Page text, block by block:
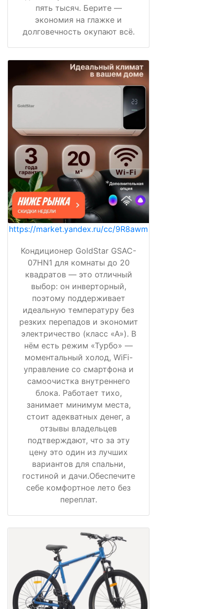
пять тысяч. Берите —
экономия на глажке и
долговечность окупают всё.
https://market.yandex.ru/cc/9R8awm
Кондиционер GoldStar GSAC-
07HN1 для комнаты до 20
квадратов — это отличный
выбор: он инверторный,
поэтому поддерживает
идеальную температуру без
резких перепадов и экономит
электричество (класс «А»). В
нём есть режим «Турбо» —
моментальный холод, WiFi-
управление со смартфона и
самоочистка внутреннего
блока. Работает тихо,
занимает минимум места,
стоит адекватных денег, а
отзывы владельцев
подтверждают, что за эту
цену это один из лучших
вариантов для спальни,
гостиной и дачи.Обеспечите
себе комфортное лето без
переплат.